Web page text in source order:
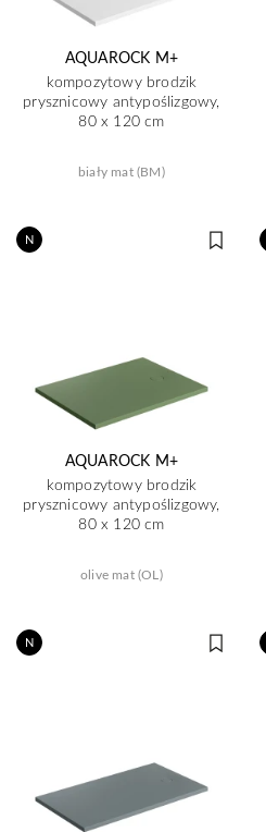
AQUAROCK M+
kompozytowy brodzik
prysznicowy antypoślizgowy,
80 x 120 cm
biały mat (BM)
N
AQUAROCK M+
kompozytowy brodzik
prysznicowy antypoślizgowy,
80 x 120 cm
olive mat (OL)
N